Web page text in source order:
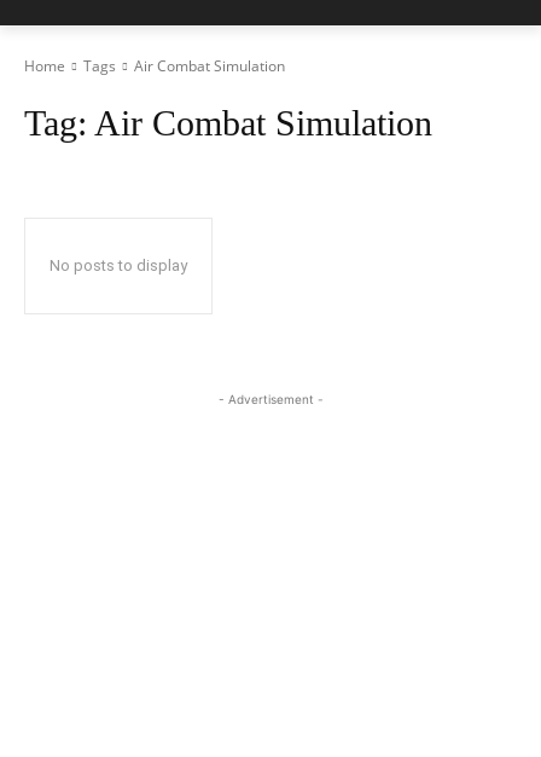
Home Tags Air Combat Simulation
Tag: Air Combat Simulation
No posts to display
- Advertisement -